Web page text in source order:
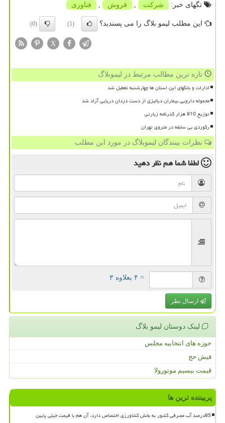
تگهای خبر:
شركت , فروش , فناوری
این مطلب لیمو بلاگ را می پسندید؟ (1)
(0)
X
تازه ترین مطالب مرتبط در لیموبلاگ
ادارات و بانکهای این استان ها چهارشنبه تعطیل شد
محموله دارویی بیماران دیالیزی از دست دزدان دریایی آزاد شد
توزیع 910 هزار گذرنامه زیارتی
رکوردی بی سابقه در متروی تهران
نظرات بینندگان لیموبلاگ در مورد این مطلب
لطفا شما همنظر دهید
= ۴ بعلاوه ۳
ارسال نظر
لینک دوستان لیمو بلاگ
حوزه های انتخابیه مجلس
فیش حج
قیمت بیسیم موتورولا
پربیننده ترین ها
85درصد آب مصرفی کشور به بخش کشاورزی اختصاص دارد، آن هم با قیمت خیلی پایین